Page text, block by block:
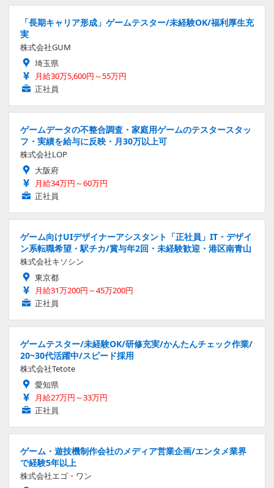
「長期キャリア形成」ゲームテスター/未経験OK/福利厚生充
実
株式会社GUM
埼玉県
月給30万5,600円～55万円
正社員
ゲームデータの不整合調査・家庭用ゲームのテスタースタッ
フ・実績を給与に反映・月30万以上可
株式会社LOP
大阪府
月給34万円～60万円
正社員
ゲーム向けUIデザイナーアシスタント「正社員」IT・デザイ
ン系転職希望・駅チカ/賞与年2回・未経験歓迎・港区南青山
株式会社キソシン
東京都
月給31万200円～45万200円
正社員
ゲームテスター/未経験OK/研修充実/かんたんチェック作業/
20~30代活躍中/スピード採用
株式会社Tetote
愛知県
月給27万円～33万円
正社員
ゲーム・遊技機制作会社のメディア営業企画/エンタメ業界
で経験5年以上
株式会社エゴ・ワン